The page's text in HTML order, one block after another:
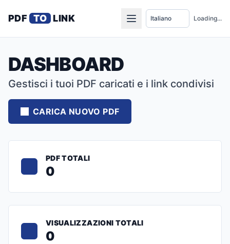
PDF TO LINK Loading...
DASHBOARD
Gestisci i tuoi PDF caricati e i link condivisi
CARICA NUOVO PDF
PDF TOTALI
0
VISUALIZZAZIONI TOTALI
0